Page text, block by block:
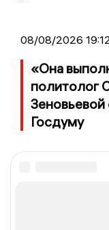
08/08/2026
«Она
политолог
Госдуму